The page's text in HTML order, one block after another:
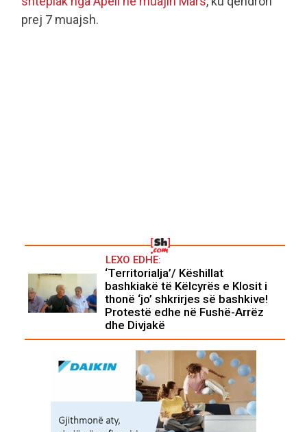
prej 7 muajsh.
LEXO EDHE:
‘Territorialja’/ Këshillat
bashkiakë të Këlcyrës e Klosit i
thonë ‘jo’ shkrirjes së bashkive!
Protestë edhe në Fushë-Arrëz
dhe Divjakë